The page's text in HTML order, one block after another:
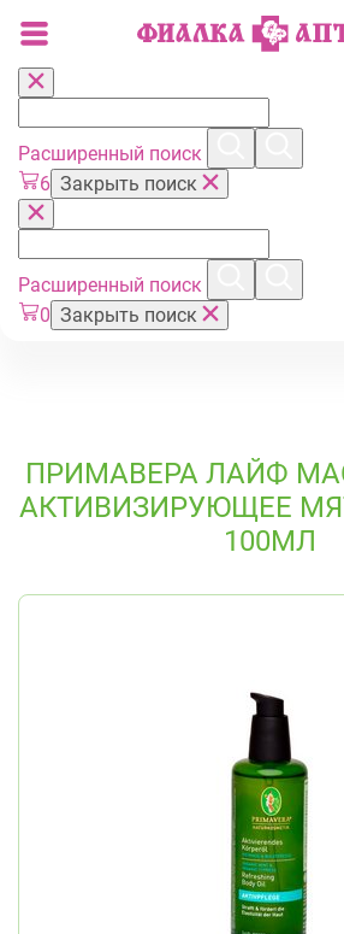
Расширенный поиск
6 Закрыть поиск
Расширенный поиск
0 Закрыть поиск
ПРИМАВЕРА ЛАЙФ
АКТИВИЗИРУЮЩЕЕ
100МЛ